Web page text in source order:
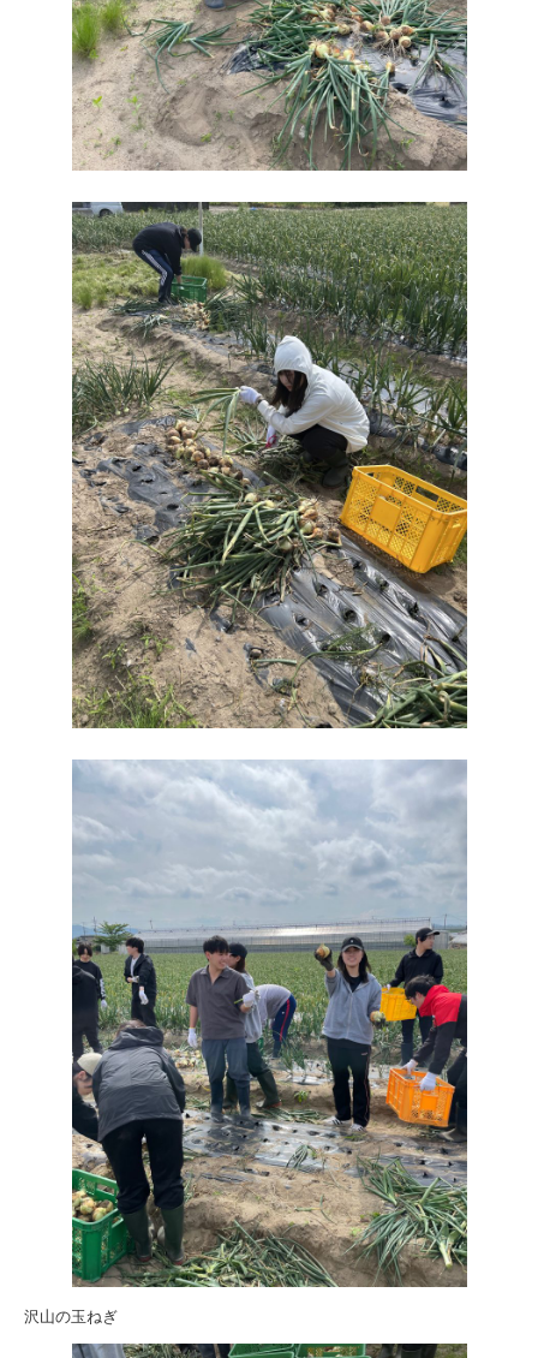
沢山の玉ねぎ